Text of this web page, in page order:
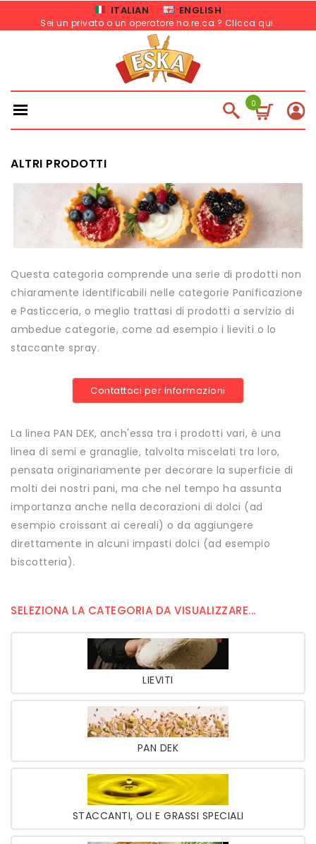
ITALIAN ENGLISH
Sei un privato o un operatore ho.re.ca.? Clicca qui.
0
ALTRI PRODOTTI
Questa categoria comprende una serie di prodotti non
chiaramente identificabili nelle categorie Panificazione
e Pasticceria, o meglio trattasi di prodotti a servizio di
ambedue categorie, come ad esempio i lieviti o lo
staccante spray.
Contattaci per informazioni
La linea PAN DEK, anch'essa tra i prodotti vari, è una
linea di semi e granaglie, talvolta miscelati tra loro,
pensata originariamente per decorare la superficie di
molti dei nostri pani, ma che nel tempo ha assunta
importanza anche nella decorazioni di dolci (ad
esempio croissant ai cereali) o da aggiungere
direttamente in alcuni impasti dolci (ad esempio
biscotteria).
SELEZIONA LA CATEGORIA DA VISUALIZZARE...
LIEVITI
PAN DEK
STACCANTI, OLI E GRASSI SPECIALI